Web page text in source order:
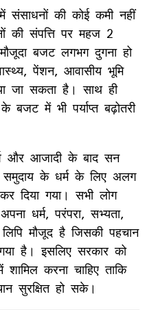
की कोई कमी नहीं
की संपत्ति पर महज 2
बजट लगभग दुगना हो
पेंशन, आवासीय भूमि
जा सकता है। साथ ही
में भी पर्याप्त बढ़ोतरी
और आजादी के बाद सन
के धर्म के लिए अलग
दिया गया। सभी लोग
धर्म, परंपरा, सभ्यता,
लिपि मौजूद है जिसकी पहचान
है। इसलिए सरकार को
करना चाहिए ताकि
सुरक्षित हो सके।